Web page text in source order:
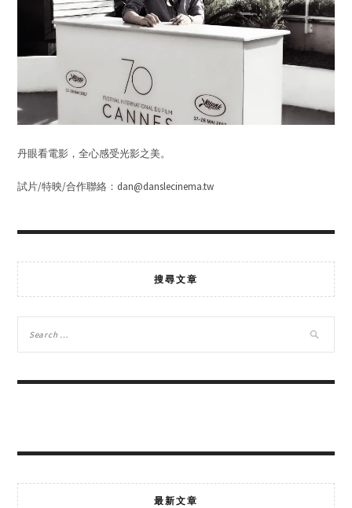
丹眼看電影，全心感受光影之美。
試片/特映/合作聯絡：dan@danslecinema.tw
搜尋文章
最新文章